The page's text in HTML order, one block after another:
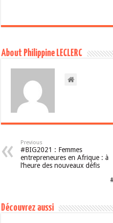
About Philippine LECLERC
Previous
#BIG2021 : Femmes
entrepreneures en Afrique : à
l’heure des nouveaux défis
Découvrez aussi